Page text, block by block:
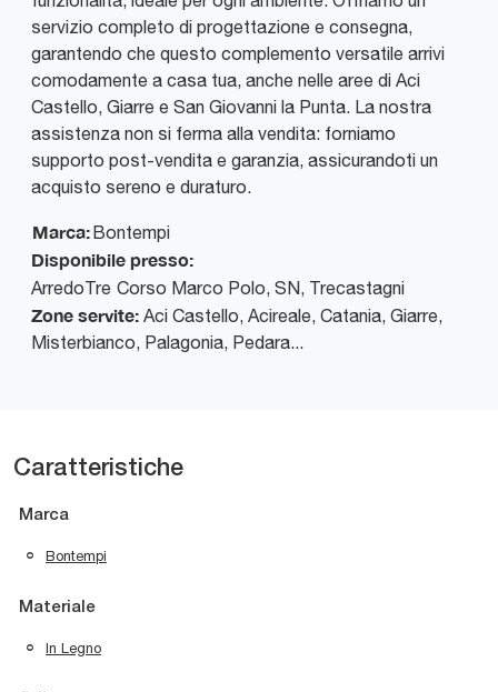
servizio completo di progettazione e consegna,
garantendo che questo complemento versatile arrivi
comodamente a casa tua, anche nelle aree di Aci
Castello, Giarre e San Giovanni la Punta. La nostra
assistenza non si ferma alla vendita: forniamo
supporto post-vendita e garanzia, assicurandoti un
acquisto sereno e duraturo.
Marca:Bontempi
Disponibile presso:
ArredoTre Corso Marco Polo, SN, Trecastagni
Zone servite: Aci Castello, Acireale, Catania, Giarre,
Misterbianco, Palagonia, Pedara...
Caratteristiche
Marca
Bontempi
Materiale
In Legno